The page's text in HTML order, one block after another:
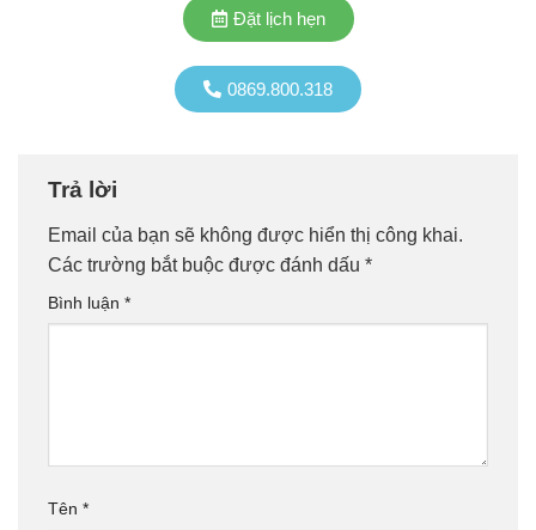
0869.800.318
Đặt lịch hẹn
Trả lời
Email của bạn sẽ không được hiển thị công khai.
Các trường bắt buộc được đánh dấu *
Bình luận *
Tên *